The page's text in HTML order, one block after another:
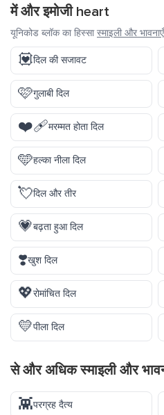
में और इमोजी heart
यूनिकोड ब्लॉक का हिस्सास्माइली और भावनाएँ
💟दिल की सजावट
🩷गुलाबी दिल
❤️‍🩹मरम्मत होता दिल
🩵हल्का नीला दिल
💘दिल और तीर
💗बढ़ता हुआ दिल
❣️खुश दिल
💖रोमांचित दिल
💛पीला दिल
से और अधिकस्माइली और
👾परग्रह दैत्य